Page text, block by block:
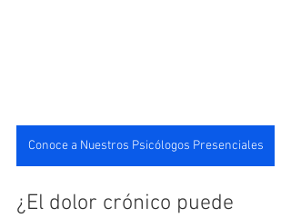
Conoce a Nuestros Psicólogos Presenciales
¿El dolor crónico puede